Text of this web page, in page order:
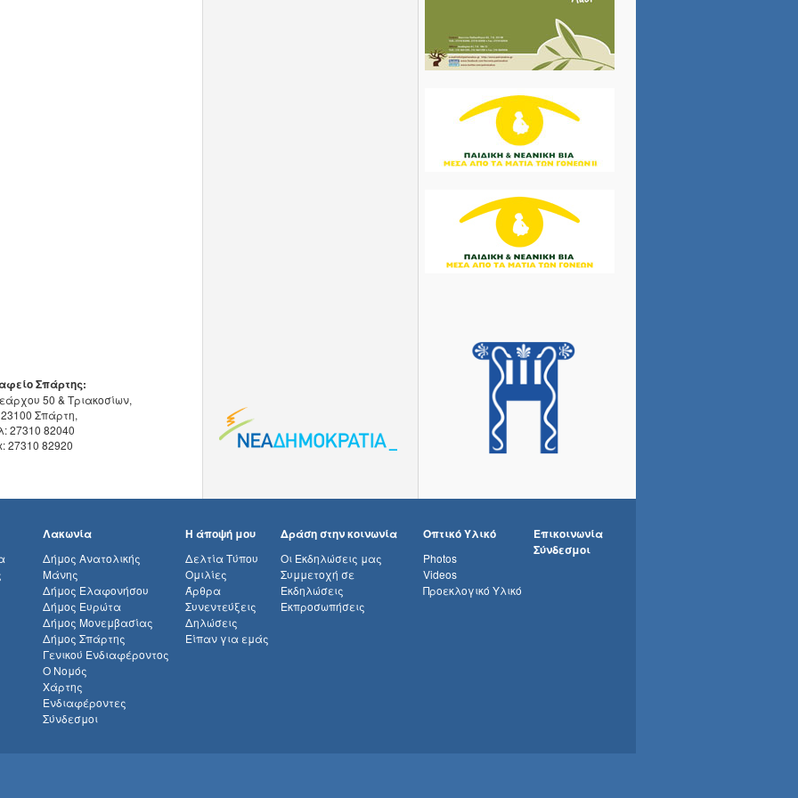
Σπάρτης:
50 & Τριακοσίων,
Σπάρτη,
27310 82040
27310 82920
Λακωνία
Δήμος Ανατολικής
Μάνης
Δήμος Ελαφονήσου
Δήμος Ευρώτα
Δήμος Μονεμβασίας
Δήμος Σπάρτης
Γενικού Ενδιαφέροντος
Ο Νομός
Χάρτης
Ενδιαφέροντες
Σύνδεσμοι
Η άποψή μου
Δελτία Τύπου
Ομιλίες
Άρθρα
Συνεντεύξεις
Δηλώσεις
Είπαν για εμάς
Δράση στην κοινωνία
Οι Εκδηλώσεις μας
Συμμετοχή σε
Εκδηλώσεις
Εκπροσωπήσεις
Οπτικό Υλικό
Photos
Videos
Προεκλογικό Υλικό
Επικοινωνία
Σύνδεσμοι